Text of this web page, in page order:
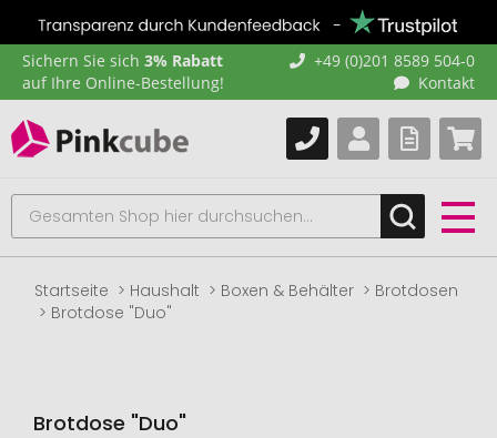
Sichern Sie sich 3% Rabatt
auf Ihre Online-Bestellung!
+49 (0)201 8589 504-0
Kontakt
Startseite Haushalt Boxen & Behälter
Brotdosen
Brotdose "Duo"
Brotdose "Duo"